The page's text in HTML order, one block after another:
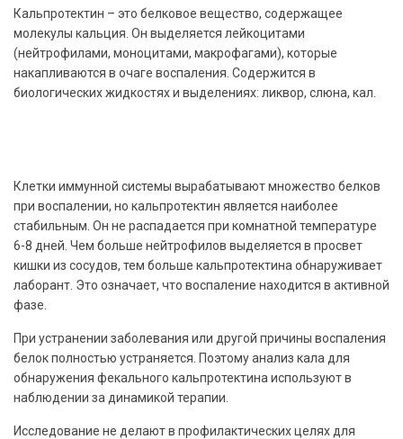
Кальпротектин – это белковое вещество, содержащее
молекулы кальция. Он выделяется лейкоцитами
(нейтрофилами, моноцитами, макрофагами), которые
накапливаются в очаге воспаления. Содержится в
биологических жидкостях и выделениях: ликвор, слюна, кал.
Клетки иммунной системы вырабатывают множество белков
при воспалении, но кальпротектин является наиболее
стабильным. Он не распадается при комнатной температуре
6-8 дней. Чем больше нейтрофилов выделяется в просвет
кишки из сосудов, тем больше кальпротектина обнаруживает
лаборант. Это означает, что воспаление находится в активной
фазе.
При устранении заболевания или другой причины воспаления
белок полностью устраняется. Поэтому анализ кала для
обнаружения фекального кальпротектина используют в
наблюдении за динамикой терапии.
Исследование не делают в профилактических целях для